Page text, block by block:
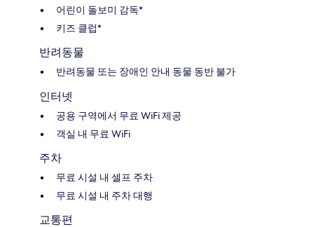
어린이 돌보미 감독*
키즈 클럽*
반려동물
반려동물 또는 장애인 안내 동물 동반 불가
인터넷
공용 구역에서 무료 WiFi 제공
객실 내 무료 WiFi
주차
무료 시설 내 셀프 주차
무료 시설 내 주차 대행
교통편